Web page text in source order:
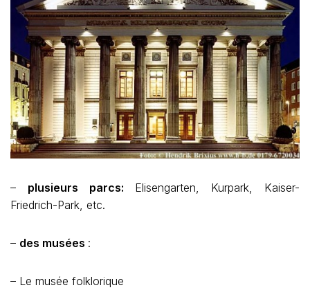
– plusieurs parcs: Elisengarten, Kurpark, Kaiser-
Friedrich-Park, etc.
– des musées :
– Le musée folklorique